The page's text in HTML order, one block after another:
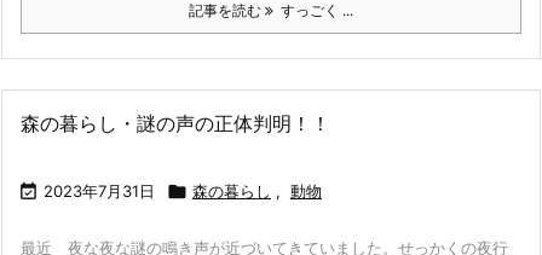
記事を読む すっごく ...
森の暮らし・謎の声の正体判明！！
 2023年7月31日  森の暮らし , 動物
最近 夜な夜な謎の鳴き声が近づいてきていました。せっかくの夜行